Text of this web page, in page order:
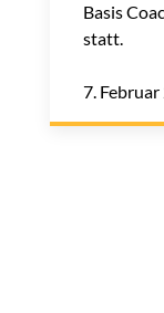
Basis
statt.
7.